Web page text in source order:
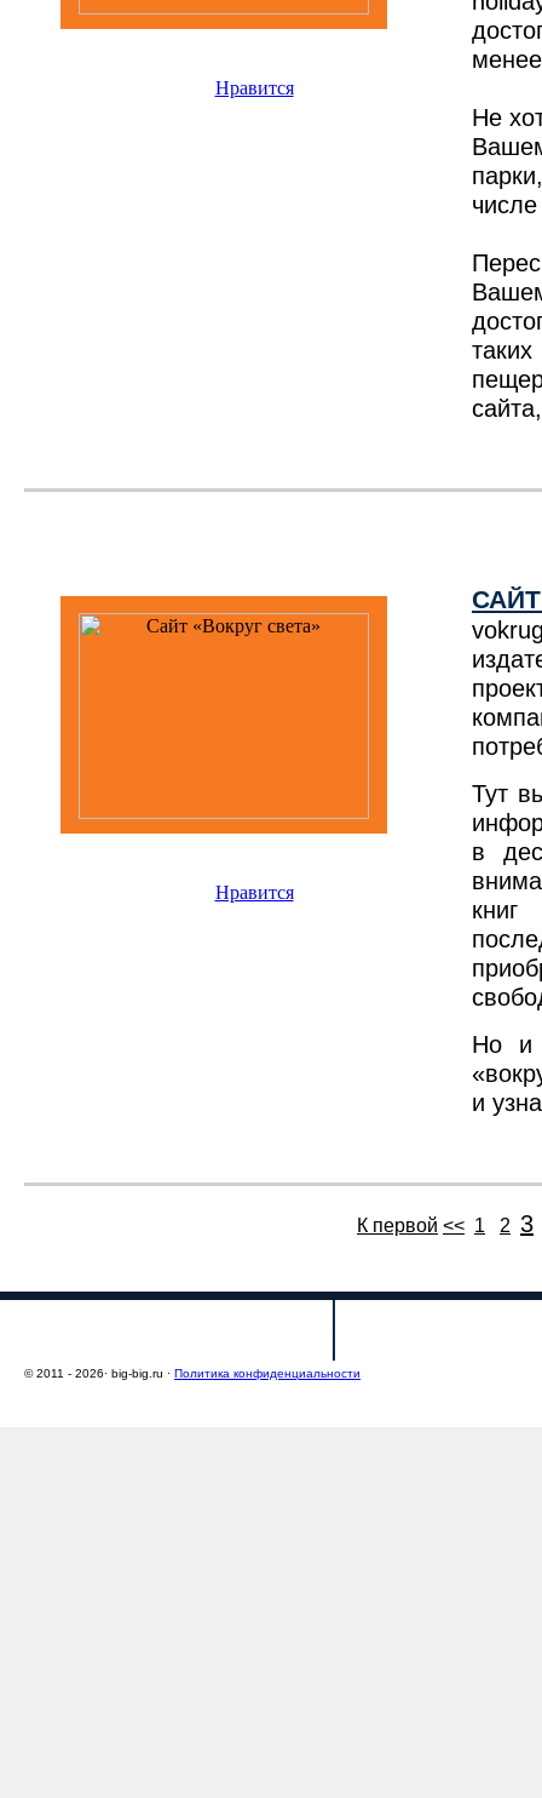
Нравится
Не
Нравится
Тут
в
книг
Но и
и
К первой << 1 2 3
© 2011 - 2026· big-big.ru · Политика конфиденциальности